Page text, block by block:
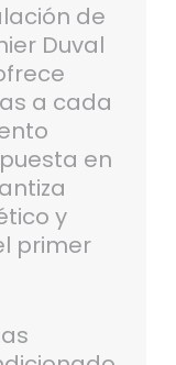
de
Duval
a cada
en
y
primer